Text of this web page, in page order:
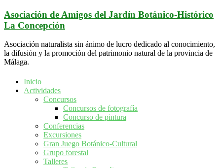
Saltar
al
contenido
Asociación de Amigos del Jardín Botánico-Histórico
La Concepción
Asociación naturalista sin ánimo de lucro dedicado al conocimiento,
la difusión y la promoción del patrimonio natural de la provincia de
Málaga.
Inicio
Actividades
Concursos
Concursos de fotografía
Concurso de pintura
Conferencias
Excursiones
Gran Juego Botánico-Cultural
Grupo forestal
Talleres